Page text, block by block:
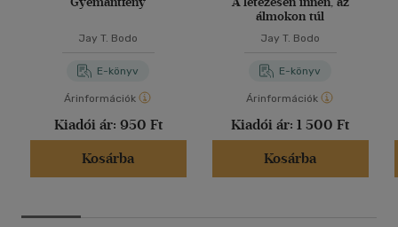
Jay T. Bodo
E-könyv
Árinformációk
Kiadói ár: 950 Ft
Kosárba
álmokon túl
Jay T. Bodo
E-könyv
Árinformációk
Kiadói ár: 1 500 Ft
Kosárba